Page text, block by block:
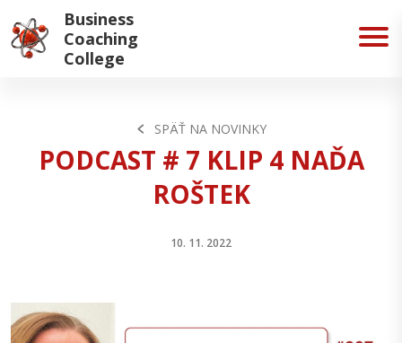
Business
Coaching
College
SPÄŤ NA NOVINKY
PODCAST # 7 KLIP 4 NAĎA
ROŠTEK
10. 11. 2022